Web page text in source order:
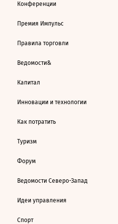
Конференции
Премия Импульс
Правила торговли
Ведомости&
Капитал
Инновации и технологии
Как потратить
Туризм
Форум
Ведомости Северо-Запад
Идеи управления
Спорт